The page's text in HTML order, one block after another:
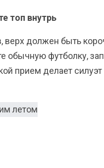
топ внутрь
должен быть
обычную футболку,
прием делает силуэт